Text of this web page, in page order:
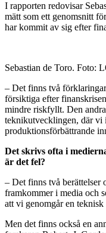
I rapporten redovisar
mätt som ett genomsnitt
har kommit av sig efter
Sebastian de Toro. Foto:
– Det finns två
försiktiga efter
mindre riskfyllt. Den
teknikutvecklingen, där
produktionsförbättrande
Det skrivs ofta i
är det fel?
– Det finns två berättelser
framkommer i media och
att vi genomgår en
Men det finns också en